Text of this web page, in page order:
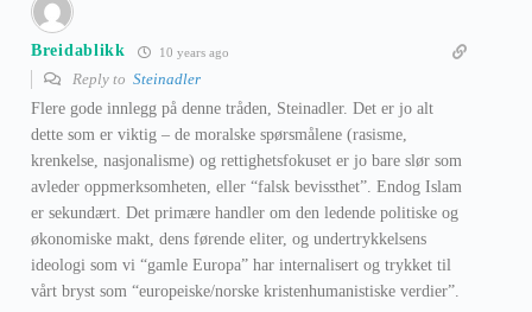
Breidablikk 10 years ago
Reply to Steinadler
Flere gode innlegg på denne tråden, Steinadler. Det er jo alt
dette som er viktig – de moralske spørsmålene (rasisme,
krenkelse, nasjonalisme) og rettighetsfokuset er jo bare slør som
avleder oppmerksomheten, eller “falsk bevissthet”. Endog Islam
er sekundært. Det primære handler om den ledende politiske og
økonomiske makt, dens førende eliter, og undertrykkelsens
ideologi som vi “gamle Europa” har internalisert og trykket til
vårt bryst som “europeiske/norske kristenhumanistiske verdier”.